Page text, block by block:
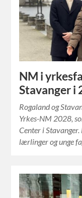
NM i
Stavanger i
Rogaland og
Yrkes-NM 2028,
Center i
lærlinger og unge